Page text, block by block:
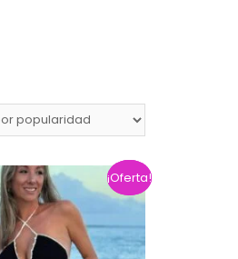
¡Oferta!
¡Oferta!